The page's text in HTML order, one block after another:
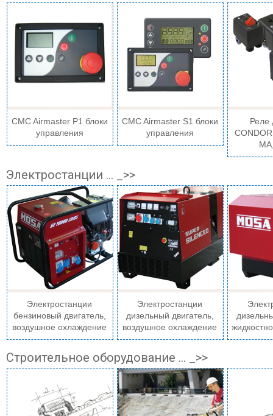
CMC Airmaster P1 блоки
управления
CMC Airmaster S1 блоки
управления
Реле
Электростанции ... _>>
Электростанции
бензиновый двигатель,
воздушное охлаждение
Электростанции
дизельный двигатель,
воздушное охлаждение
Строительное оборудование ... _>>